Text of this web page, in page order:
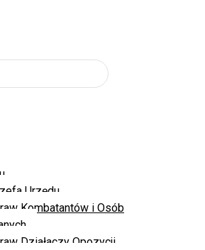
Urzędu
Kombatantów i Osób
Działaczy Opozycji